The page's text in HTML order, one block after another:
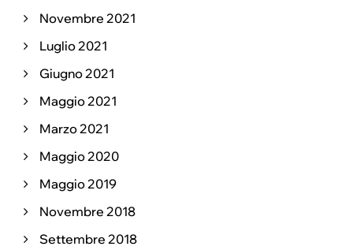
Novembre 2021
Luglio 2021
Giugno 2021
Maggio 2021
Marzo 2021
Maggio 2020
Maggio 2019
Novembre 2018
Settembre 2018